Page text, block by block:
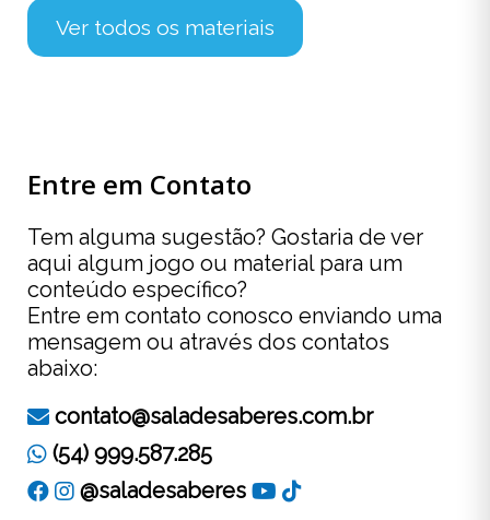
Ver todos os materiais
Entre em Contato
Tem alguma sugestão? Gostaria de ver
aqui algum jogo ou material para um
conteúdo específico?
Entre em contato conosco enviando uma
mensagem ou através dos contatos
abaixo:
contato@saladesaberes.com.br
(54) 999.587.285
@saladesaberes